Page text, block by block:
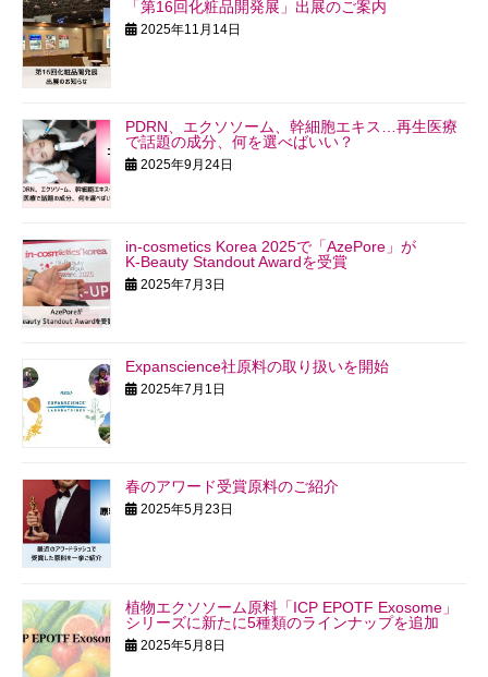
「第16回化粧品開発展」出展のご案内
2025年11月14日
PDRN、エクソソーム、幹細胞エキス…再生医療
で話題の成分、何を選べばいい？
2025年9月24日
in-cosmetics Korea 2025で「AzePore」が
K‑Beauty Standout Awardを受賞
2025年7月3日
Expanscience社原料の取り扱いを開始
2025年7月1日
春のアワード受賞原料のご紹介
2025年5月23日
植物エクソソーム原料「ICP EPOTF Exosome」
シリーズに新たに5種類のラインナップを追加
2025年5月8日